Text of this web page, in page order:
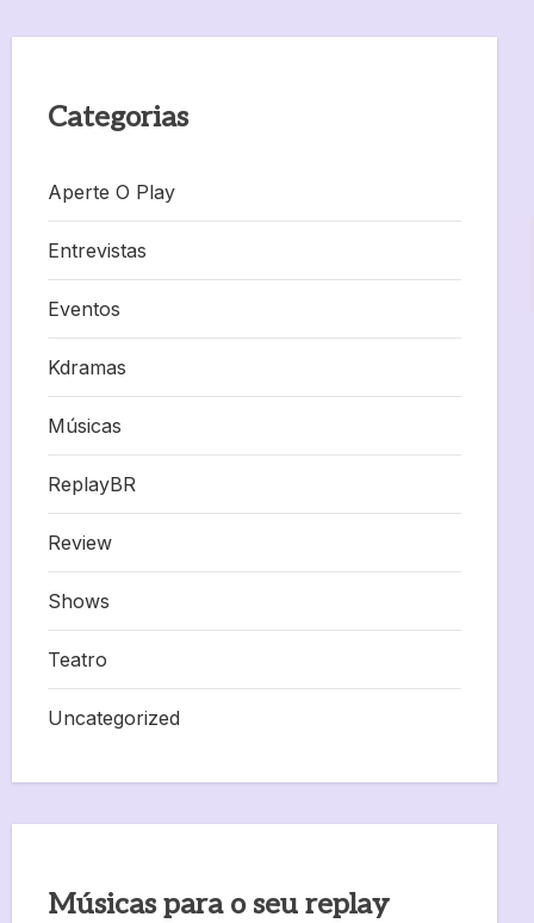
Categorias
Aperte O Play
Entrevistas
Eventos
Kdramas
Músicas
ReplayBR
Review
Shows
Teatro
Uncategorized
Músicas para o seu replay